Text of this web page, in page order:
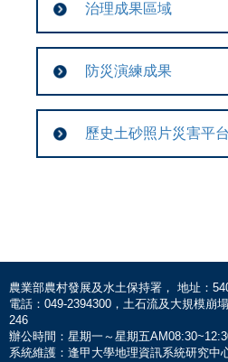
治理成果區域
防災演練成果
歷史土砂照片災害平台
農業部農村發展及水土保持署， 地址：
電話：049-2394300，土石流及大規模崩
246
辦公時間：星期一～星期五
系統維護：逢甲大學地理資訊系統研究中